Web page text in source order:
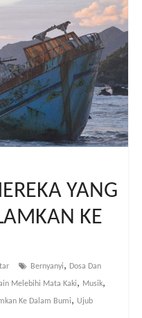
YANG
KE
Bernyanyi, Dosa Dan
Melebihi Mata Kaki, Musik,
Ke Dalam Bumi, Ujub